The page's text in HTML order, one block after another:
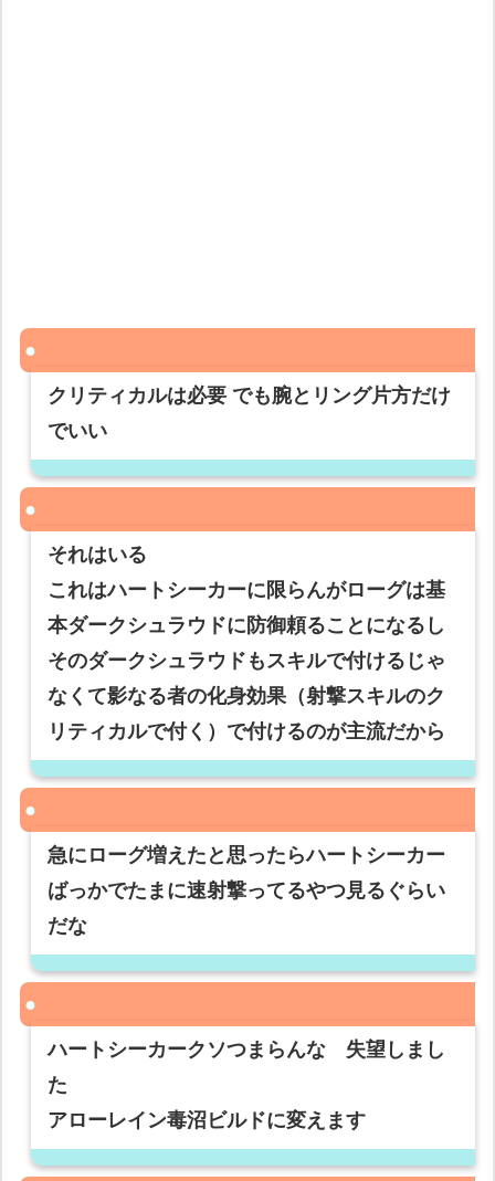
クリティカルは必要 でも腕とリング片方だけ
でいい
それはいる
これはハートシーカーに限らんがローグは基
本ダークシュラウドに防御頼ることになるし
そのダークシュラウドもスキルで付けるじゃ
なくて影なる者の化身効果（射撃スキルのク
リティカルで付く）で付けるのが主流だから
急にローグ増えたと思ったらハートシーカー
ばっかでたまに速射撃ってるやつ見るぐらい
だな
ハートシーカークソつまらんな 失望しまし
た
アローレイン毒沼ビルドに変えます